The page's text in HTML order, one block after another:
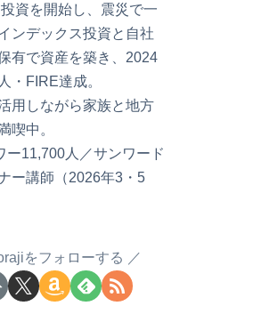
資を開始し、震災で一
ンデックス投資と自社
有で資産を築き、2024
・FIRE達成。
用しながら家族と地方
喫中。
ー11,700人／サンワード
ー講師（2026年3・5
をフォローする